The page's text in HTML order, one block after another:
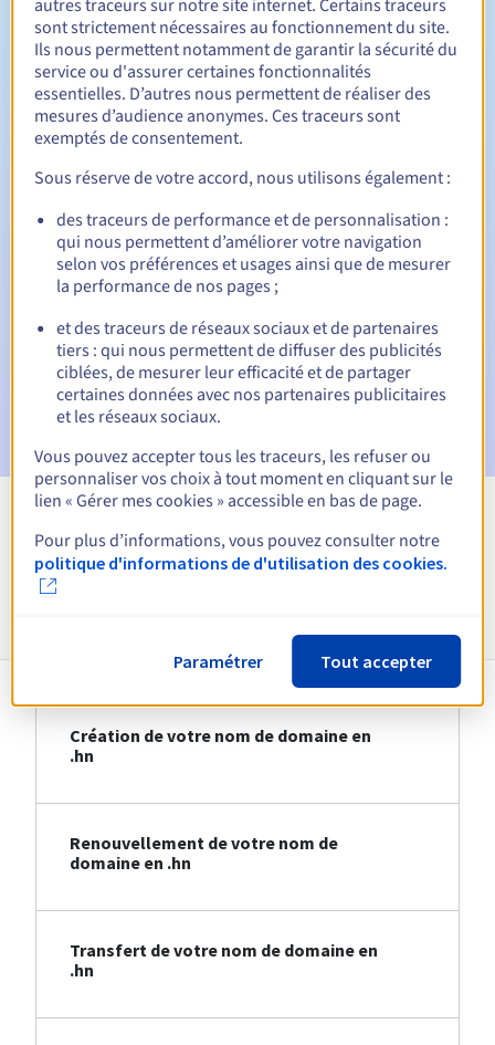
Durée de renouvellement Entre 1 et 5 ans
Période de rédemption
Notifications automatiques :
E-mails d'avertissement : 60, 30, 15, 7 et 3 jours avant la
date d'échéance
E-mail le jour de l'expirationpour notification de la
suspension du nom de domaine
E-mail après la période de grâce de rédemptionpour
notification de la suppression du nom de domaine
Voir toutes les extensions
Création de votre nom de domaine en
.hn
Renouvellement de votre nom de
domaine en .hn
Transfert de votre nom de domaine en
.hn
autres traceurs sur notre site internet. Certains traceurs
sont strictement nécessaires au fonctionnement du site.
Ils nous permettent notamment de garantir la sécurité du
service ou d'assurer certaines fonctionnalités
essentielles. D’autres nous permettent de réaliser des
mesures d’audience anonymes. Ces traceurs sont
exemptés de consentement.
Sous réserve de votre accord, nous utilisons également :
des traceurs de performance et de personnalisation :
qui nous permettent d’améliorer votre navigation
selon vos préférences et usages ainsi que de mesurer
la performance de nos pages ;
et des traceurs de réseaux sociaux et de partenaires
tiers : qui nous permettent de diffuser des publicités
ciblées, de mesurer leur efficacité et de partager
certaines données avec nos partenaires publicitaires
et les réseaux sociaux.
Vous pouvez accepter tous les traceurs, les refuser ou
personnaliser vos choix à tout moment en cliquant sur le
lien « Gérer mes cookies » accessible en bas de page.
Pour plus d’informations, vous pouvez consulter notre
politique d'informations de d'utilisation des cookies.
Paramétrer Tout accepter